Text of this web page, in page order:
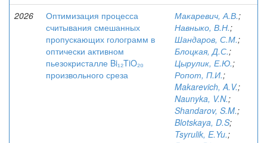
2026
Оптимизация процесса
считывания смешанных
пропускающих голограмм в
оптически активном
пьезокристалле Bi₁₂TiO₂₀
произвольного среза
Макаревич, А.В.;
Навныко, В.Н.;
Шандаров, С.М.;
Блоцкая, Д.С.;
Цырулик, Е.Ю.;
Ропот, П.И.;
Makarevich, A.V.;
Naunyka, V.N.;
Shandarov, S.M.;
Blotskaya, D.S;
Tsyrulik, E.Yu.;